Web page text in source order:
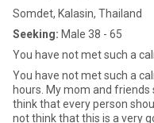
Somdet, Kalasin, Thailand
Seeking: Male 38 - 65
You have not met such a
You have not met such a
hours. My mom and friends
think that every person
not think that this is a very